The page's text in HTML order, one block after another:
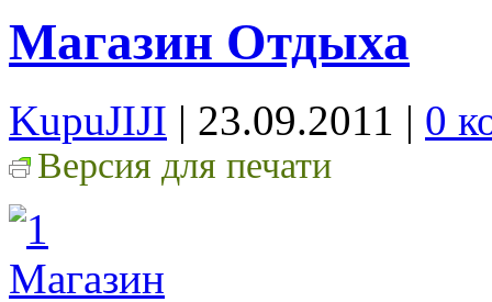
Магазин Отдыха
KupuJIJI | 23.09.2011 | 0
Версия для печати